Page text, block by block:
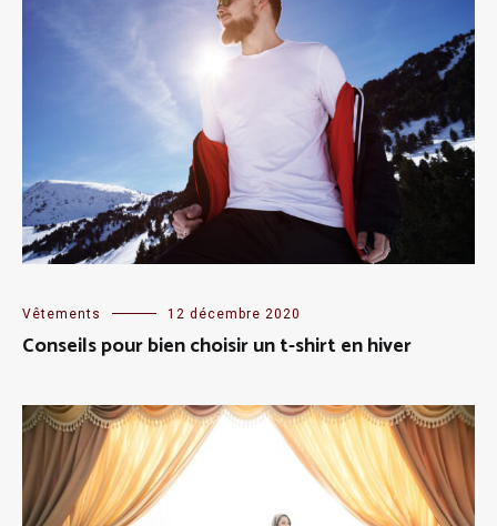
Vêtements 12 décembre 2020
Conseils pour bien choisir un t-shirt en hiver